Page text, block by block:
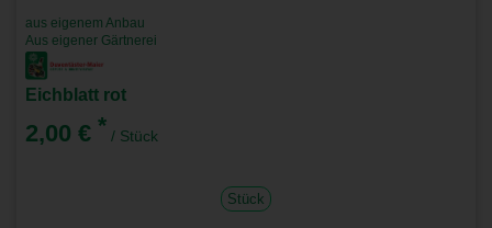
aus eigenem Anbau
Aus eigener Gärtnerei
Eichblatt rot
2,00 € * / Stück
Stück